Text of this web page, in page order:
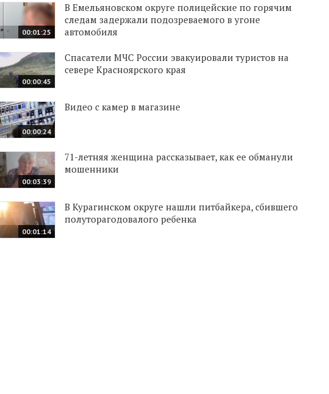
00:01:25
В Емельяновском округе полицейские по горячим
следам задержали подозреваемого в угоне
автомобиля
00:00:45
Спасатели МЧС России эвакуировали туристов на
севере Красноярского края
00:00:24
Видео с камер в магазине
00:03:39
71-летняя женщина рассказывает, как ее обманули
мошенники
00:01:14
В Курагинском округе нашли питбайкера, сбившего
полуторагодовалого ребенка